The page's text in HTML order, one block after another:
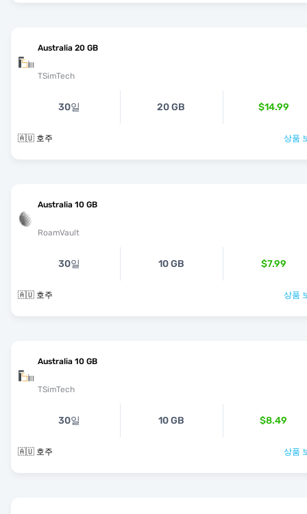
Australia 20 GB
TSimTech
30일 20 GB $14.99
🇦🇺 호주 상품
Australia 10 GB
RoamVault
30일 10 GB $7.99
🇦🇺 호주 상품
Australia 10 GB
TSimTech
30일 10 GB $8.49
🇦🇺 호주 상품